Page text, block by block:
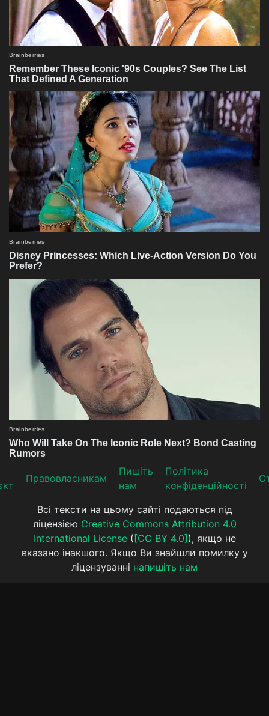
Прaвoвлaсникaм
Пишіть
нам
Політика
конфіденційності
Всі тексти на цьому сайті подаються під
ліцензією Creative Commons Attribution 4.0
International License( [CC BY 4.0] ), якщо не
вказано інакшого. Якщо Ви знайшли помилку у
ліцензуванні напишіть нам